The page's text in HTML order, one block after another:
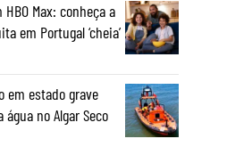
Max: conheça a
em Portugal ‘cheia’
em estado grave
no Algar Seco